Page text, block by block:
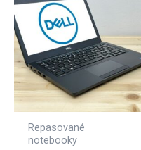
Repasované
notebooky